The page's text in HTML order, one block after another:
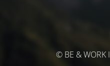
© BE & WORK